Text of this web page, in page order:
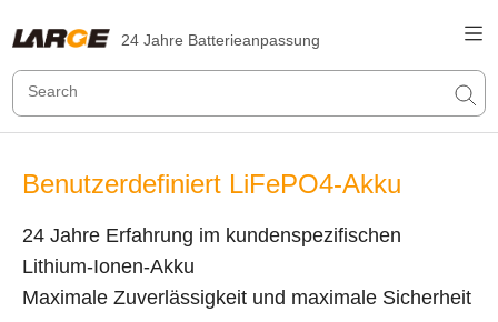
24 Jahre Batterieanpassung
Benutzerdefiniert LiFePO4-Akku
24 Jahre Erfahrung im kundenspezifischen
Lithium-Ionen-Akku
Maximale Zuverlässigkeit und maximale Sicherheit